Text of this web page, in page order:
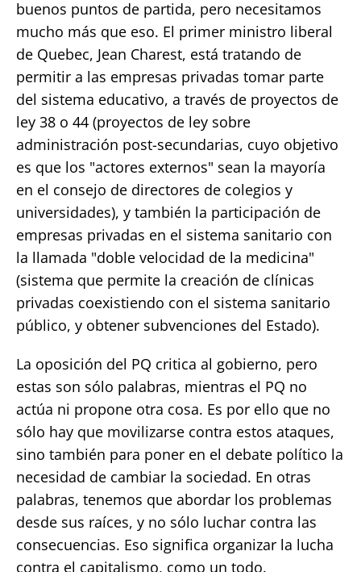
buenos puntos de partida, pero necesitamos
mucho más que eso. El primer ministro liberal
de Quebec, Jean Charest, está tratando de
permitir a las empresas privadas tomar parte
del sistema educativo, a través de proyectos de
ley 38 o 44 (proyectos de ley sobre
administración post-secundarias, cuyo objetivo
es que los "actores externos" sean la mayoría
en el consejo de directores de colegios y
universidades), y también la participación de
empresas privadas en el sistema sanitario con
la llamada "doble velocidad de la medicina"
(sistema que permite la creación de clínicas
privadas coexistiendo con el sistema sanitario
público, y obtener subvenciones del Estado).
La oposición del PQ critica al gobierno, pero
estas son sólo palabras, mientras el PQ no
actúa ni propone otra cosa. Es por ello que no
sólo hay que movilizarse contra estos ataques,
sino también para poner en el debate político la
necesidad de cambiar la sociedad. En otras
palabras, tenemos que abordar los problemas
desde sus raíces, y no sólo luchar contra las
consecuencias. Eso significa organizar la lucha
contra el capitalismo, como un todo.